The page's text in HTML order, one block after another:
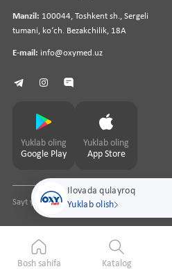
Ilovada qulayroq
Yuklab olish
Manzil: 100044, Toshkent sh., Sergeli
tumani, koʻch. Bezakchilik, 18A
E-mail: info@oxymed.uz
Yuklab oling
Google Play
Yuklab oling
App Store
Sayt yaratuvchipharmit.uz
Bosh sahifa Katalog